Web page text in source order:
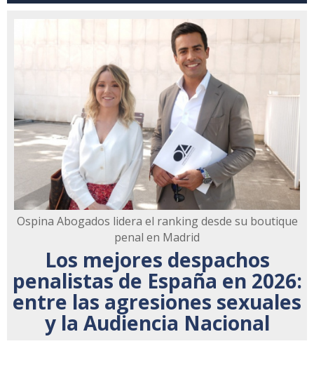
Ospina Abogados lidera el ranking desde su boutique
penal en Madrid
Los mejores despachos
penalistas de España en 2026:
entre las agresiones sexuales
y la Audiencia Nacional